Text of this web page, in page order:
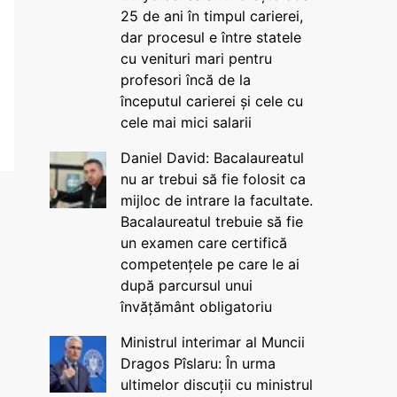
25 de ani în timpul carierei,
dar procesul e între statele
cu venituri mari pentru
profesori încă de la
începutul carierei și cele cu
cele mai mici salarii
Daniel David: Bacalaureatul
nu ar trebui să fie folosit ca
mijloc de intrare la facultate.
Bacalaureatul trebuie să fie
un examen care certifică
competențele pe care le ai
după parcursul unui
învățământ obligatoriu
Ministrul interimar al Muncii
Dragos Pîslaru: În urma
ultimelor discuții cu ministrul